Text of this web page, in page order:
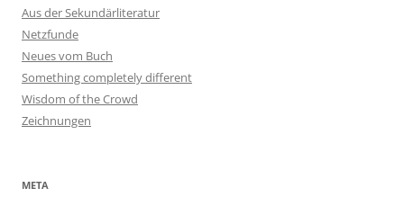
Aus der Sekundärliteratur
Netzfunde
Neues vom Buch
Something completely different
Wisdom of the Crowd
Zeichnungen
META